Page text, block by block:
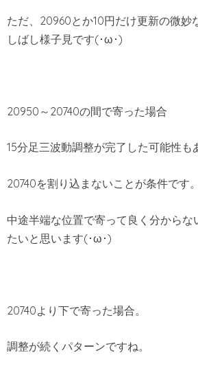
ただ、20960とか10円だけ更新の微妙
しばし様子見です(･ω･)
20950～20740の間で寄った場合
15分足三波動調整が完了した可能性も
20740を割り込まないことが条件です。
中途半端な位置で寄って良く分からな
たいと思います(･ω･)
20740より下で寄った場合。
調整が続くパターンですね。